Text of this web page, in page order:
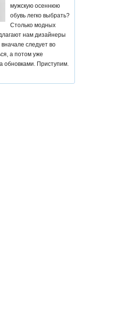
мужскую осеннюю
обувь легко выбрать?
Столько модных
нам дизайнеры
следует во
а потом уже
обновками. Приступим.